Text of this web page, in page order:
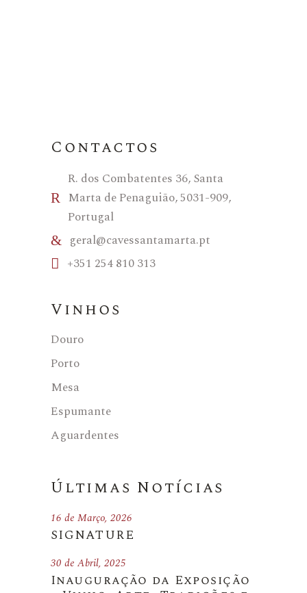
Contactos
R. dos Combatentes 36, Santa
Marta de Penaguião, 5031-909,
Portugal
geral@cavessantamarta.pt
+351 254 810 313
Vinhos
Douro
Porto
Mesa
Espumante
Aguardentes
Últimas Notícias
SIGNATURE
16 de Março, 2026
Inauguração da Exposição
30 de Abril, 2025